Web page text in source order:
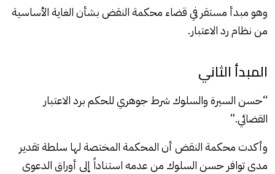
وهو مبدأ مستقر في قضاء محكمة النقض بشأن الغاية الأساسية
من نظام رد الاعتبار.
المبدأ الثاني
“حسن السيرة والسلوك شرط جوهري للحكم برد الاعتبار
القضائي.”
وأكدت محكمة النقض أن المحكمة المختصة لها سلطة تقدير
مدى توافر حسن السلوك من عدمه استناداً إلى أوراق الدعوى